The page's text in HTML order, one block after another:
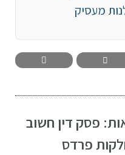
מעסיק
פסק דין חשוב
פרדס